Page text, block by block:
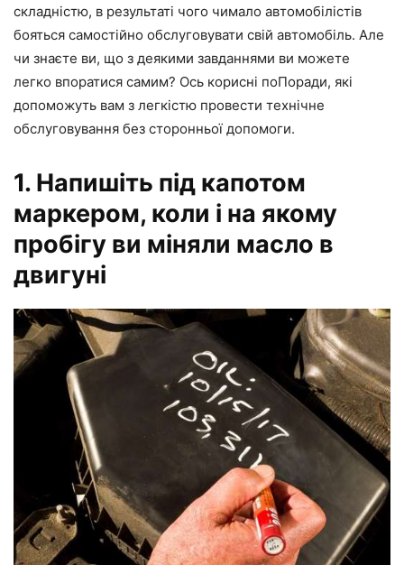
складністю, в результаті чого чимало автомобілістів
бояться самостійно обслуговувати свій автомобіль. Але
чи знаєте ви, що з деякими завданнями ви можете
легко впоратися самим? Ось корисні поПоради, які
допоможуть вам з легкістю провести технічне
обслуговування без сторонньої допомоги.
1. Напишіть під капотом
маркером, коли і на якому
пробігу ви міняли масло в
двигуні